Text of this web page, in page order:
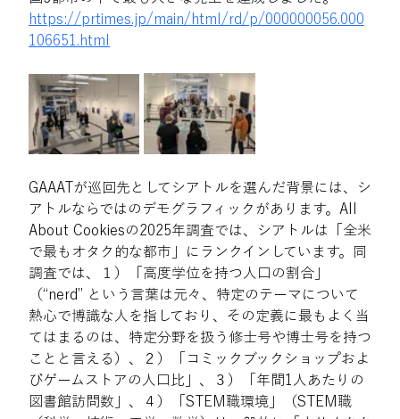
https://prtimes.jp/main/html/rd/p/000000056.000
106651.html
GAAATが巡回先としてシアトルを選んだ背景には、シ
アトルならではのデモグラフィックがあります。All
About Cookiesの2025年調査では、シアトルは「全米
で最もオタク的な都市」にランクインしています。同
調査では、１）「高度学位を持つ人口の割合」
（“nerd” という言葉は元々、特定のテーマについて
熱心で博識な人を指しており、その定義に最もよく当
てはまるのは、特定分野を扱う修士号や博士号を持つ
ことと言える）、２）「コミックブックショップおよ
びゲームストアの人口比」、３）「年間1人あたりの
図書館訪問数」、４）「STEM職環境」（STEM職